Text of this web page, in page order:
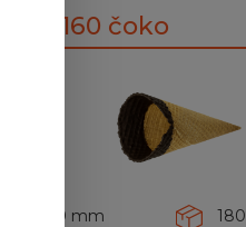
Wera 160 čoko
80 mm 180